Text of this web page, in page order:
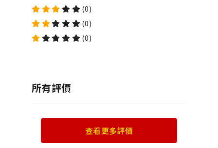
(0)
(0)
(0)
所有評價
查看更多評價